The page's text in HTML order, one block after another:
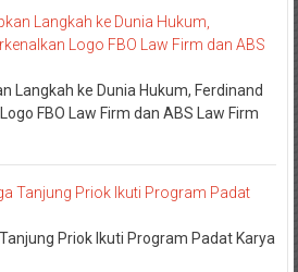
Langkah ke Dunia Hukum, Ferdinand
FBO Law Firm dan ABS Law Firm
Priok Ikuti Program Padat Karya